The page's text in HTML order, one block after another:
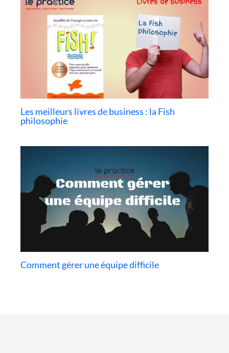
Les meilleurs livres de business : la Fish
philosophie
Comment gérer une équipe difficile